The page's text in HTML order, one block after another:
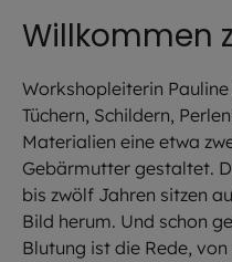
Willkommen
Workshopleiterin
Tüchern, Schildern,
Materialien eine etwa
Gebärmutter gestaltet.
bis zwölf Jahren sitzen
Bild herum. Und schon
Blutung ist die Rede,